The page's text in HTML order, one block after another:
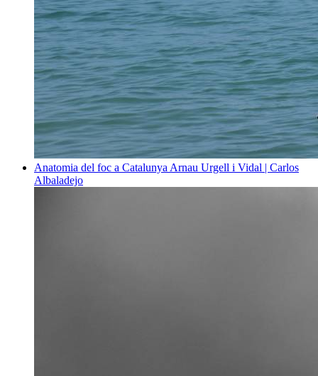
Anatomia del foc a Catalunya Arnau Urgell i Vidal | Carlos
Albaladejo